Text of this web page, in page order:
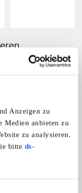
Anzeigen zu
Medien anbieten zu
zu analysieren.
bitte ds-
ALLE ANZEIGEN
Verschiedene